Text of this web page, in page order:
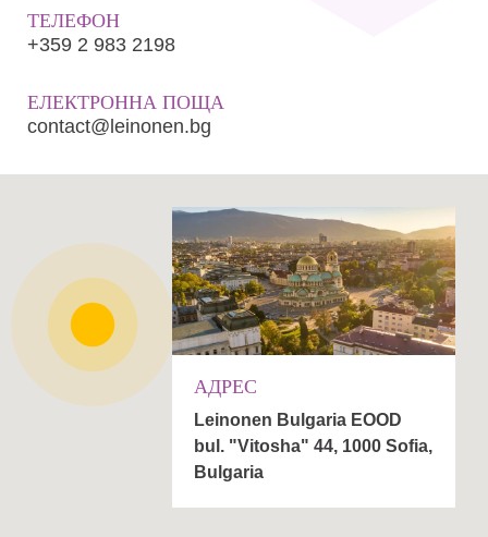
ТЕЛЕФОН
+359 2 983 2198
ЕЛЕКТРОННА ПОЩА
contact@leinonen.bg
АДРЕС
Leinonen Bulgaria EOOD
bul. "Vitosha" 44, 1000 Sofia,
Bulgaria